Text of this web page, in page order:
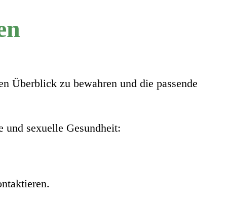
Überblick zu bewahren und die passende
sexuelle Gesundheit: